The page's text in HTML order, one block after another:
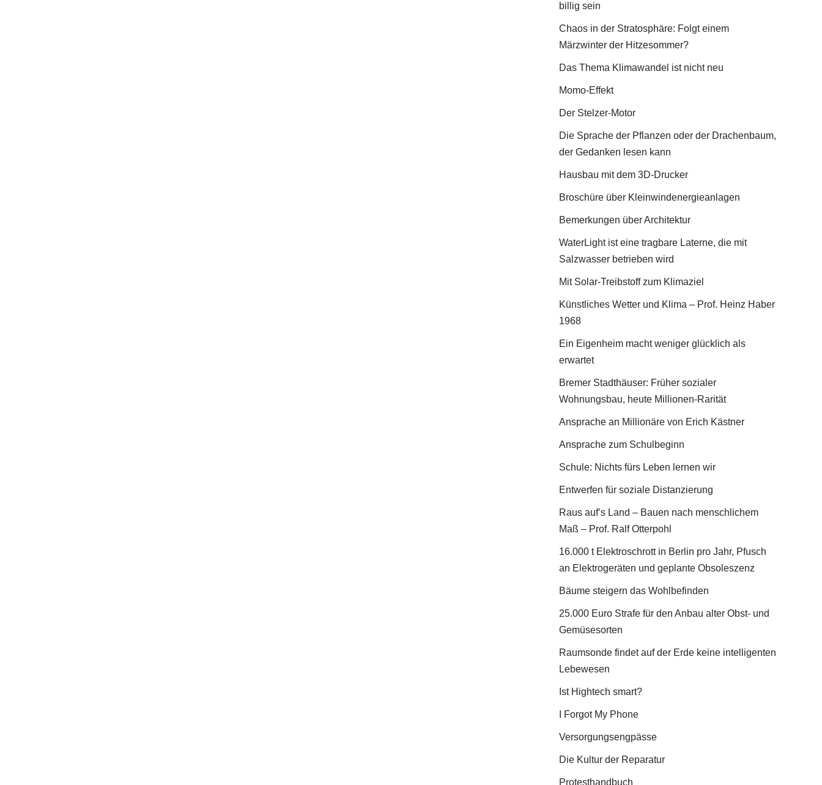
billig sein
Chaos in der Stratosphäre: Folgt einem
Märzwinter der Hitzesommer?
Das Thema Klimawandel ist nicht neu
Momo-Effekt
Der Stelzer-Motor
Die Sprache der Pflanzen oder der Drachenbaum,
der Gedanken lesen kann
Hausbau mit dem 3D-Drucker
Broschüre über Kleinwindenergieanlagen
Bemerkungen über Architektur
WaterLight ist eine tragbare Laterne, die mit
Salzwasser betrieben wird
Mit Solar-Treibstoff zum Klimaziel
Künstliches Wetter und Klima – Prof. Heinz Haber
1968
Ein Eigenheim macht weniger glücklich als
erwartet
Bremer Stadthäuser: Früher sozialer
Wohnungsbau, heute Millionen-Rarität
Ansprache an Millionäre von Erich Kästner
Ansprache zum Schulbeginn
Schule: Nichts fürs Leben lernen wir
Entwerfen für soziale Distanzierung
Raus auf’s Land – Bauen nach menschlichem
Maß – Prof. Ralf Otterpohl
16.000 t Elektroschrott in Berlin pro Jahr, Pfusch
an Elektrogeräten und geplante Obsoleszenz
Bäume steigern das Wohlbefinden
25.000 Euro Strafe für den Anbau alter Obst- und
Gemüsesorten
Raumsonde findet auf der Erde keine intelligenten
Lebewesen
Ist Hightech smart?
I Forgot My Phone
Versorgungsengpässe
Die Kultur der Reparatur
Protesthandbuch